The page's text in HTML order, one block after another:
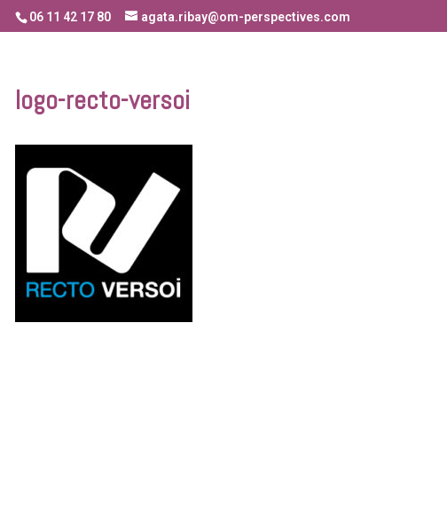
06 11 42 17 80 agata.ribay@om-perspectives.com
logo-recto-versoi